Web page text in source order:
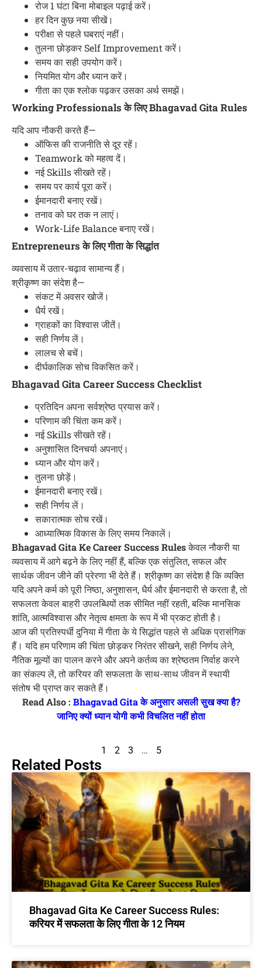
रोज 1 घंटा बिना मोबाइल पढ़ाई करें।
हर दिन कुछ नया सीखें।
परीक्षा से पहले घबराएं नहीं।
तुलना छोड़कर Self Improvement करें।
समय का सही उपयोग करें।
नियमित योग और ध्यान करें।
गीता का एक श्लोक पढ़कर उसका अर्थ समझें।
Working Professionals के लिए Bhagavad Gita Rules
यदि आप नौकरी करते हैं—
ऑफिस की राजनीति से दूर रहें।
Teamwork को महत्व दें।
नई Skills सीखते रहें।
समय पर कार्य पूरा करें।
ईमानदारी बनाए रखें।
तनाव को घर तक न लाएं।
Work-Life Balance बनाए रखें।
Entrepreneurs के लिए गीता के सिद्धांत
व्यवसाय में उतार-चढ़ाव सामान्य हैं।
श्रीकृष्ण का संदेश है—
संकट में अवसर खोजें।
धैर्य रखें।
ग्राहकों का विश्वास जीतें।
सही निर्णय लें।
लालच से बचें।
दीर्घकालिक सोच विकसित करें।
Bhagavad Gita Career Success Checklist
प्रतिदिन अपना सर्वश्रेष्ठ प्रयास करें।
परिणाम की चिंता कम करें।
नई Skills सीखते रहें।
अनुशासित दिनचर्या अपनाएं।
ध्यान और योग करें।
तुलना छोड़ें।
ईमानदारी बनाए रखें।
सही निर्णय लें।
सकारात्मक सोच रखें।
आध्यात्मिक विकास के लिए समय निकालें।
Bhagavad Gita Ke Career Success Rulesकेवल नौकरी या
व्यवसाय में आगे बढ़ने के लिए नहीं हैं, बल्कि एक संतुलित, सफल और
सार्थक जीवन जीने की प्रेरणा भी देते हैं। श्रीकृष्ण का संदेश है कि व्यक्ति
यदि अपने कर्म को पूरी निष्ठा, अनुशासन, धैर्य और ईमानदारी से करता है, तो
सफलता केवल बाहरी उपलब्धियों तक सीमित नहीं रहती, बल्कि मानसिक
शांति, आत्मविश्वास और नेतृत्व क्षमता के रूप में भी प्रकट होती है।
आज की प्रतिस्पर्धी दुनिया में गीता के ये सिद्धांत पहले से अधिक प्रासंगिक
हैं। यदि हम परिणाम की चिंता छोड़कर निरंतर सीखने, सही निर्णय लेने,
नैतिक मूल्यों का पालन करने और अपने कर्तव्य का श्रेष्ठतम निर्वाह करने
का संकल्प लें, तो करियर की सफलता के साथ-साथ जीवन में स्थायी
संतोष भी प्राप्त कर सकते हैं।
Read Also : Bhagavad Gita के अनुसार असली सुख क्या है?
जानिए क्यों ध्यान योगी कभी विचलित नहीं होता
1 2 3 … 5
Related Posts
Bhagavad Gita Ke Career Success Rules:
करियर में सफलता के लिए गीता के 12 नियम